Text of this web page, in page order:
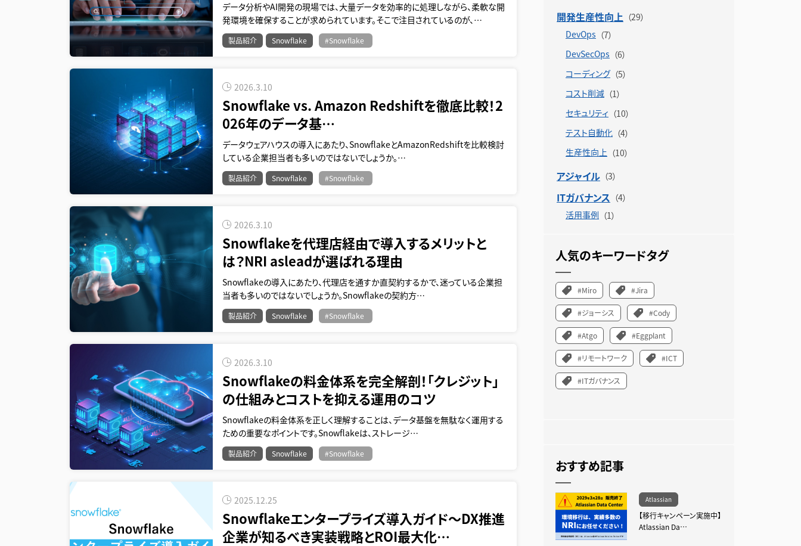
データ分析やAI開発の現場では、大量データを効率的に処理しながら、柔軟な開
発環境を確保することが求められています。そこで注目されているのが、…
製品紹介 Snowflake #Snowflake
2026.3.10
Snowflake vs. Amazon Redshiftを徹底比較！2
026年のデータ基…
データウェアハウスの導入にあたり、SnowflakeとAmazonRedshiftを比較検討
している企業担当者も多いのではないでしょうか。…
製品紹介 Snowflake #Snowflake
2026.3.10
Snowflakeを代理店経由で導入するメリットと
は？NRI asleadが選ばれる理由
Snowflakeの導入にあたり、代理店を通すか直契約するかで、迷っている企業担
当者も多いのではないでしょうか。Snowflakeの契約方…
製品紹介 Snowflake #Snowflake
2026.3.10
Snowflakeの料金体系を完全解剖！「クレジット」
の仕組みとコストを抑える運用のコツ
Snowflakeの料金体系を正しく理解することは、データ基盤を無駄なく運用する
ための重要なポイントです。Snowflakeは、ストレージ…
製品紹介 Snowflake #Snowflake
2025.12.25
Snowflakeエンタープライズ導入ガイド〜DX推進
企業が知るべき実装戦略とROI最大化…
開発生産性向上
DevOps
DevSecOps
コーディング
コスト削減
セキュリティ
テスト自動化
生産性向上
アジャイル
ITガバナンス
活用事例
人気のキーワードタグ
#Miro #Jira
#ジョーシス #Cody
#Atgo #Eggplant
#リモートワーク #ICT
#ITガバナンス
おすすめ記事
Atlassian
【移行キャンペーン実施中】
Atlassian Da…